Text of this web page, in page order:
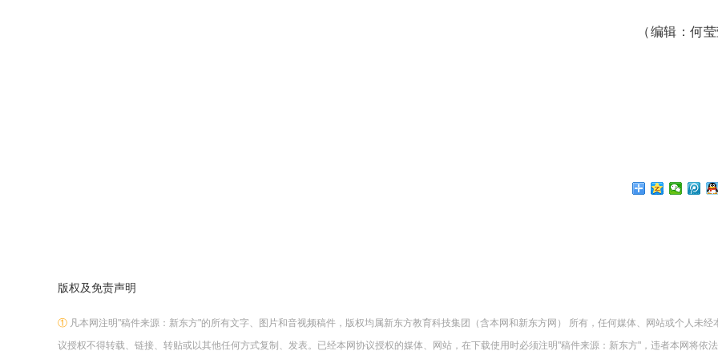
（编辑：何莹
版权及免责声明
① 凡本网注明"稿件来源：新东方"的所有文字、图片和音视频稿件，版权均属新东方教育科技集团（含本网和新东方网） 所有，任何媒体、网站或个人未经
议授权不得转载、链接、转贴或以其他任何方式复制、发表。已经本网协议授权的媒体、网站，在下载使用时必须注明"稿件来源：新东方"，违者本网将依